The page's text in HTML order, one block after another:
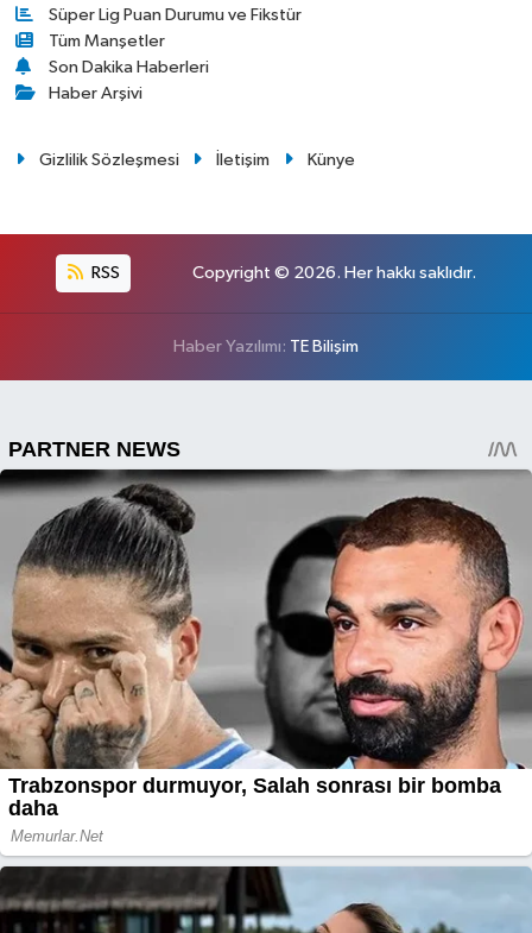
Süper Lig Puan Durumu ve Fikstür
Tüm Manşetler
Son Dakika Haberleri
Haber Arşivi
Gizlilik Sözleşmesi İletişim Künye
RSS Copyright © 2026. Her hakkı saklıdır.
Haber Yazılımı: TE Bilişim